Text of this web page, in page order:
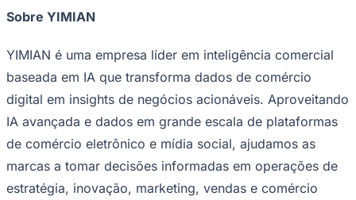
Sobre YIMIAN
YIMIAN é uma empresa líder em inteligência comercial
baseada em IA que transforma dados de comércio
digital em insights de negócios acionáveis. Aproveitando
IA avançada e dados em grande escala de plataformas
de comércio eletrônico e mídia social, ajudamos as
marcas a tomar decisões informadas em operações de
estratégia, inovação, marketing, vendas e comércio